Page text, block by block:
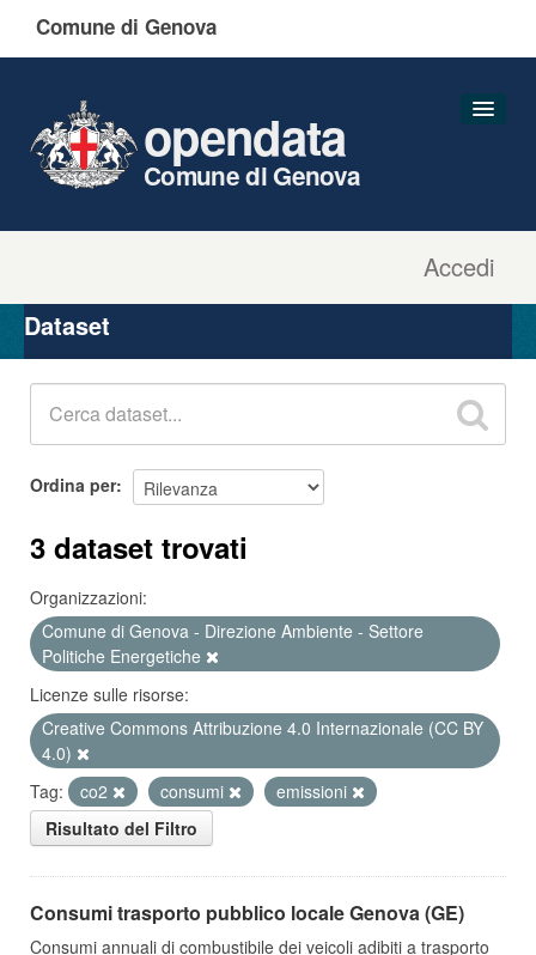
Comune di Genova
Accedi
opendata
Comune di Genova
Organizzazioni
Gruppi
Dataset
Ordina per
3 dataset trovati
Organizzazioni:
Comune di Genova - Direzione Ambiente - Settore
Politiche Energetiche
Licenze sulle risorse:
Creative Commons Attribuzione 4.0 Internazionale (CC BY
4.0)
Tag:
co2 consumi
emissioni
Risultato del Filtro
Consumi trasporto pubblico locale Genova (GE)
Consumi annuali di combustibile dei veicoli adibiti a trasporto